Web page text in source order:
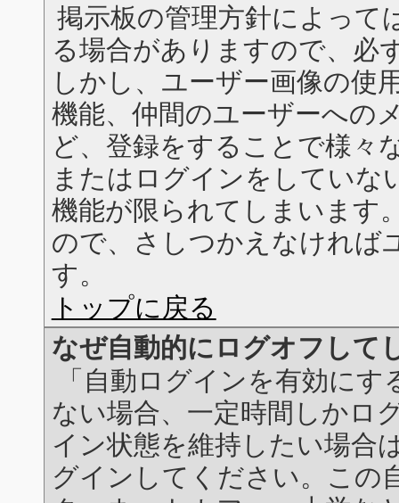
掲示板の管理方針によって
る場合がありますので、必
しかし、ユーザー画像の使
機能、仲間のユーザーへの
ど、登録をすることで様々
またはログインをしていな
機能が限られてしまいます
ので、さしつかえなければ
す。
トップに戻る
なぜ自動的にログオフして
「自動ログインを有効に
ない場合、一定時間しかロ
イン状態を維持したい場合
グインしてください。この